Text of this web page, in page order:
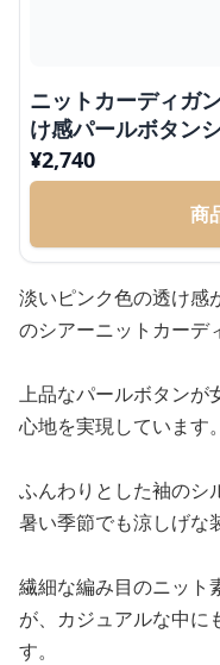
ニットカーディガ
け感パールボタン
¥2,740
商
淡いピンク色の透け感
のシアーニットカーデ
上品なパールボタンが
心地を実現しています。
ふんわりとした袖のシ
暑い季節でも涼しげな
繊細な編み目のニット
が、カジュアルな中に
す。